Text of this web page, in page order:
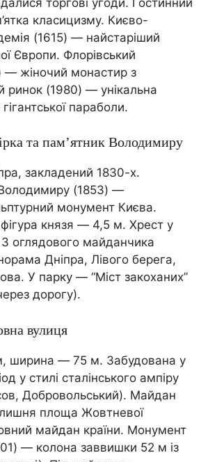
класицизму. Києво-
(1615) — найстаріший
Європи. Флорівський
— жіночий монастир з
ринок (1980) — унікальна
параболи.
та пам’ятник Володимиру
закладений 1830-х.
(1853) —
монумент Києва.
князя — 4,5 м. Хрест у
оглядового майданчика
Дніпра, Лівого берега,
У парку — “Міст закоханих”
дорогу).
вулиця
ширина — 75 м. Забудована у
у стилі сталінського ампіру
Добровольський). Майдан
площа Жовтневої
майдан країни. Монумент
— колона заввишки 52 м із